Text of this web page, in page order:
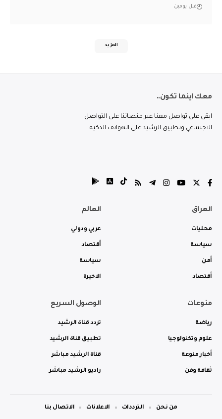
قبل يومين
المزيد
معك اينما تكون..
ابقى على تواصل معنا عبر منصاتنا على التواصل
الاجتماعي وتطبيق الرشيد على الهواتف الذكية.
العراق
محليات
سياسة
أمن
أقتصاد
العالم
عربي ودولي
أقتصاد
سياسة
الاخيرة
منوعات
رياضة
علوم وتكنولوجيا
أخبار منوعة
ثقافة وفن
الوصول السريع
تردد قناة الرشيد
تطبيق قناة الرشيد
قناة الرشيد مباشر
راديو الرشيد مباشر
من نحن الترددات الاعلانات الاتصال بنا